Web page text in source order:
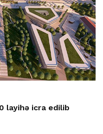
layihə icra edilib